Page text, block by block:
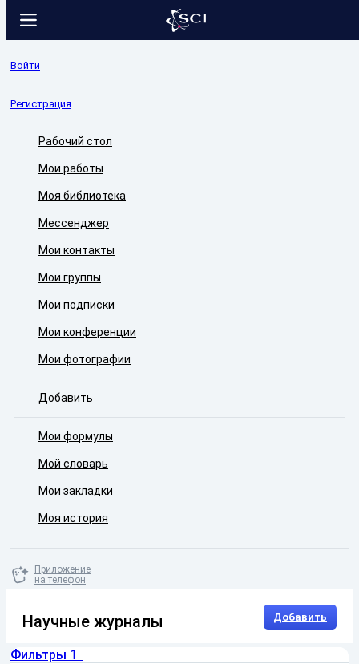
Войти
Регистрация
Рабочий стол
Мои работы
Моя библиотека
Мессенджер
Мои контакты
Мои группы
Мои подписки
Мои конференции
Мои фотографии
Добавить
Мои формулы
Мой словарь
Мои закладки
Моя история
Приложение
на телефон
Научные журналы Добавить
Фильтры 1